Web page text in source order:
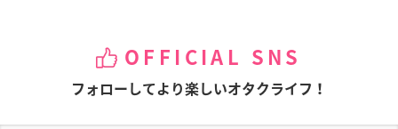
OFFICIAL SNS
フォローしてより楽しいオタクライフ！